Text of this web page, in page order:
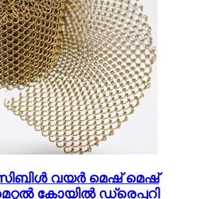
വയർ മെഷ് മെഷ്
കോയിൽ ഡ്രെപ്പറി